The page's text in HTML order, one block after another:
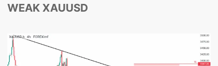
WEAK XAUUSD